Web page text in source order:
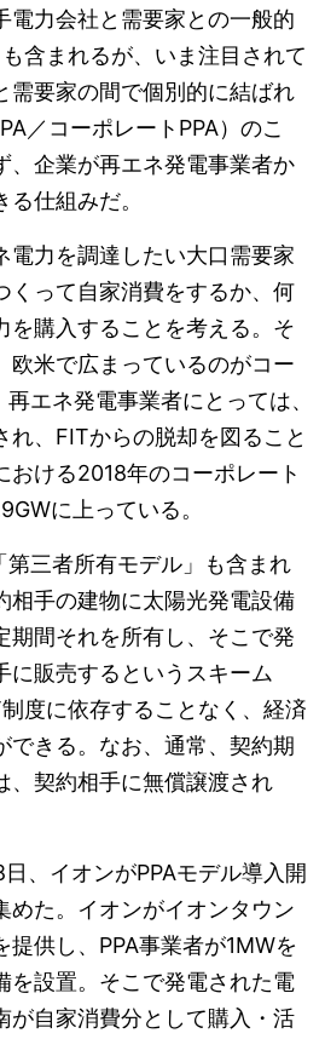
電力会社と需要家との一般的
含まれるが、いま注目されて
需要家の間で個別的に結ばれ
／コーポレートPPA）のこ
、企業が再エネ発電事業者か
仕組みだ。
電力を調達したい大口需要家
くって自家消費をするか、何
を購入することを考える。そ
欧米で広まっているのがコー
エネ発電事業者にとっては、
れ、FITからの脱却を図ること
おける2018年のコーポレート
に上っている。
第三者所有モデル」も含まれ
相手の建物に太陽光発電設備
期間それを所有し、そこで発
に販売するというスキーム
度に依存することなく、経済
できる。なお、通常、契約期
、契約相手に無償譲渡され
、イオンがPPAモデル導入開
めた。イオンがイオンタウン
供し、PPA事業者が1MWを
を設置。そこで発電された電
が自家消費分として購入・活